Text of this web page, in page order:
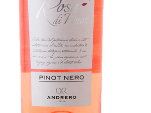
PRISLISTE
VILKÅR
NYHEDSBREV